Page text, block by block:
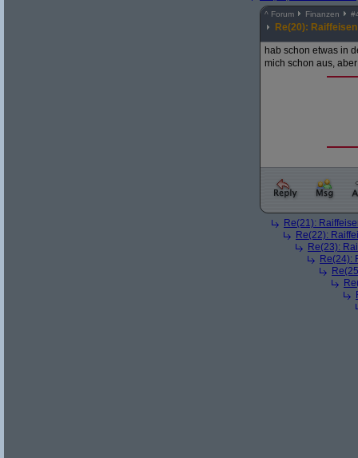
^ Forum Finanzen #
Re(20):
hab schon etwas in
mich schon aus,
Re(21):
Re(22):
Re(23):
Re(24):